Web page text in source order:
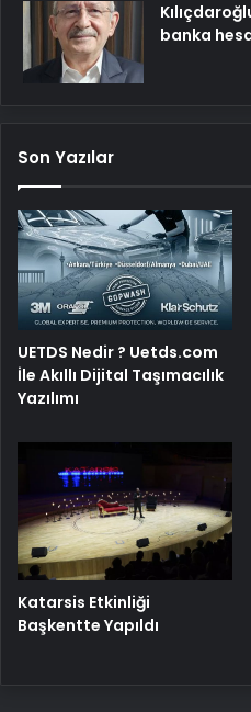
banka
Son Yazılar
UETDS Nedir ? Uetds.com
İle Akıllı Dijital Taşımacılık
Yazılımı
Katarsis Etkinliği
Başkentte Yapıldı